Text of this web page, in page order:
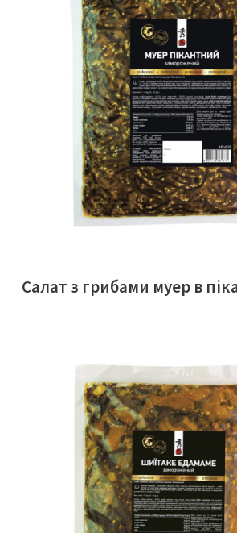
ЧИТАТИ ДАЛІ
Салат з грибами муер в
ЧИТАТИ ДАЛІ